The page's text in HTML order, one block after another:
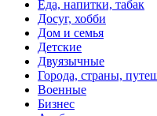
Еда, напитки, табак
Досуг, хобби
Дом и семья
Детские
Двуязычные
Города, страны,
Военные
Бизнес